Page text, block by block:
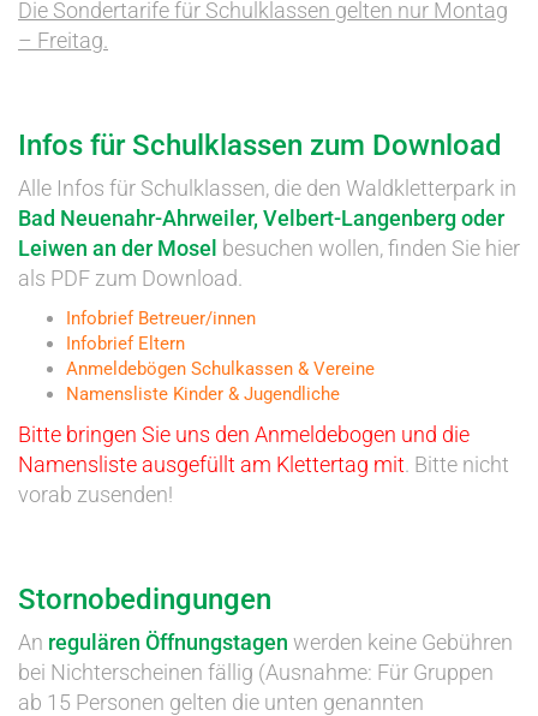
Die Sondertarife für Schulklassen gelten nur Montag
– Freitag.
Infos für Schulklassen zum Download
Alle Infos für Schulklassen, die den Waldkletterpark in
Bad Neuenahr-Ahrweiler, Velbert-Langenberg oder
Leiwen an der Mosel besuchen wollen, finden Sie hier
als PDF zum Download.
Infobrief Betreuer/innen
Infobrief Eltern
Anmeldebögen Schulkassen & Vereine
Namensliste Kinder & Jugendliche
Bitte bringen Sie uns den Anmeldebogen und die
Namensliste ausgefüllt am Klettertag mit . Bitte nicht
vorab zusenden!
Stornobedingungen
An regulären Öffnungstagen werden keine Gebühren
bei Nichterscheinen fällig (Ausnahme: Für Gruppen
ab 15 Personen gelten die unten genannten